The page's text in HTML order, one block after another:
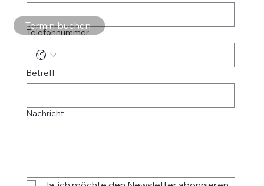
Telefonnummer
Betreff
Nachricht
Termin buchen